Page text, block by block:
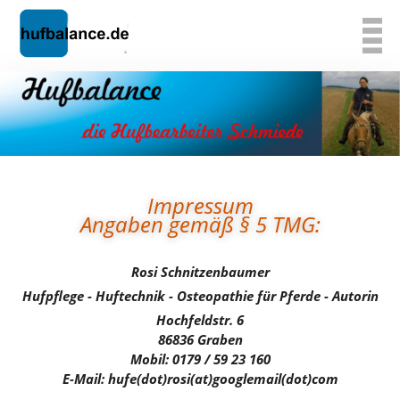
Impressum
Angaben gemäß § 5 TMG:
Rosi Schnitzenbaumer
Hufpflege - Huftechnik - Osteopathie für Pferde - Autorin
Hochfeldstr. 6
86836 Graben
Mobil: 0179 / 59 23 160
E-Mail: hufe(dot)rosi(at)googlemail(dot)com